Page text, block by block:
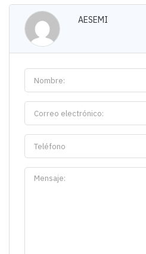
AESEMI